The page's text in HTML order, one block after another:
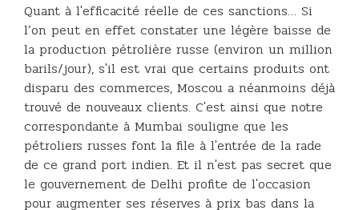
Quant à l'efficacité réelle de ces sanctions… Si
l’on peut en effet constater une légère baisse de
la production pétrolière russe (environ un million
barils/jour), s'il est vrai que certains produits ont
disparu des commerces, Moscou a néanmoins déjà
trouvé de nouveaux clients. C'est ainsi que notre
correspondante à Mumbai souligne que les
pétroliers russes font la file à l'entrée de la rade
de ce grand port indien. Et il n'est pas secret que
le gouvernement de Delhi profite de l'occasion
pour augmenter ses réserves à prix bas dans la